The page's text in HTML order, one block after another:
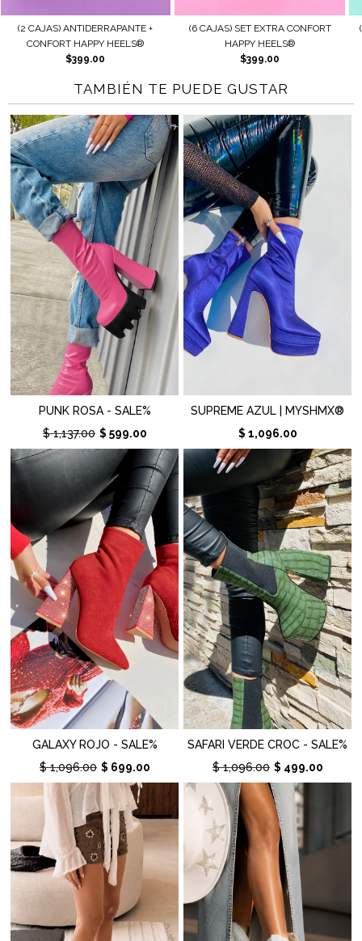
+
HEELS®
(6 CAJAS) SET EXTRA CONFORT
(2 CAJAS)
TAMBIÉN TE PUEDE GUSTAR
PUNK ROSA - SALE%
$ 1,137.00 $ 599.00
SUPREME AZUL | MYSHMX®
$ 1,096.00
GALAXY ROJO - SALE%
$ 1,096.00 $ 699.00
SAFARI VERDE CROC - SALE%
$ 1,096.00 $ 499.00